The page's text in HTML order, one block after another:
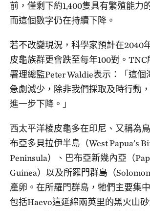
前，僅剩下約1,400隻具有繁殖能力
而這個數字仍在持續下降。
若不改變現況，科學家預計在2040
皮龜族群更會跌至每年100對。TNC
署理總監Peter Waldie表示：「這個
急劇減少，除非我們採取及時行動
進一步下降。」
西太平洋棱皮龜多在印尼、又稱為
布亞多貝拉伊半島（West Papua’s
Peninsula）、巴布亞新幾內亞（
Guinea）以及所羅門群島（
產卵。在所羅門群島，牠們主要集
包括Haevo這延綿兩英里的黑火山